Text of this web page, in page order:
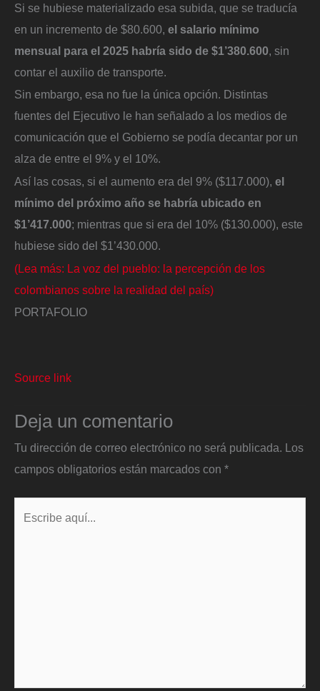
Si se hubiese materializado esa subida, que se traducía
en un incremento de $80.600, el salario mínimo
mensual para el 2025 habría sido de $1’380.600, sin
contar el auxilio de transporte.
Sin embargo, esa no fue la única opción. Distintas
fuentes del Ejecutivo le han señalado a los medios de
comunicación que el Gobierno se podía decantar por un
alza de entre el 9% y el 10%.
Así las cosas, si el aumento era del 9% ($117.000), el
mínimo del próximo año se habría ubicado en
$1’417.000; mientras que si era del 10% ($130.000), este
hubiese sido del $1’430.000.
(Lea más: La voz del pueblo: la percepción de los
colombianos sobre la realidad del país)
PORTAFOLIO
Source link
Deja un comentario
Tu dirección de correo electrónico no será publicada.
Los
campos obligatorios están marcados con *